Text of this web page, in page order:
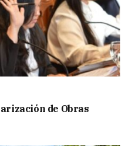
de Obras